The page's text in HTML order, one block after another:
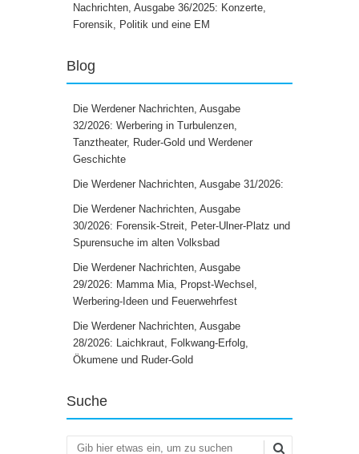
Nachrichten, Ausgabe 36/2025: Konzerte,
Forensik, Politik und eine EM
Blog
Die Werdener Nachrichten, Ausgabe
32/2026: Werbering in Turbulenzen,
Tanztheater, Ruder-Gold und Werdener
Geschichte
Die Werdener Nachrichten, Ausgabe 31/2026:
Die Werdener Nachrichten, Ausgabe
30/2026: Forensik-Streit, Peter-Ulner-Platz und
Spurensuche im alten Volksbad
Die Werdener Nachrichten, Ausgabe
29/2026: Mamma Mia, Propst-Wechsel,
Werbering-Ideen und Feuerwehrfest
Die Werdener Nachrichten, Ausgabe
28/2026: Laichkraut, Folkwang-Erfolg,
Ökumene und Ruder-Gold
Suche
Suchen